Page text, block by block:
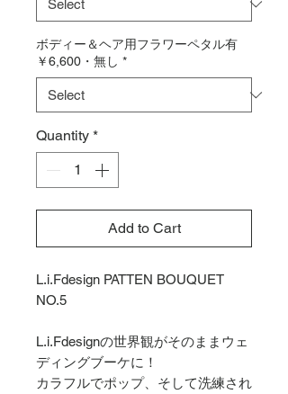
ボディー＆ヘア用フラワーペタル有
￥6,600・無し *
Quantity *
Add to Cart
L.i.Fdesign PATTEN BOUQUET
NO.5
L.i.Fdesignの世界観がそのままウェ
ディングブーケに！
カラフルでポップ、そして洗練され